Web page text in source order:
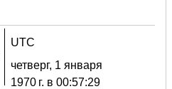
UTC
четверг, 1 января
1970 г. в 00:57:29